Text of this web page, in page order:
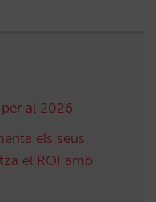
al 2026
els seus
el ROI amb